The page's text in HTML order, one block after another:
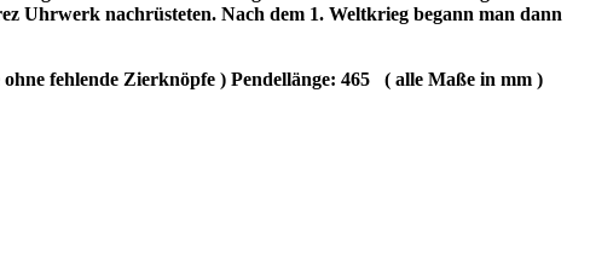
Uhrwerk nachrüsteten. Nach dem 1. Weltkrieg begann man dann
fehlende Zierknöpfe ) Pendellänge: 465 ( alle Maße in mm )